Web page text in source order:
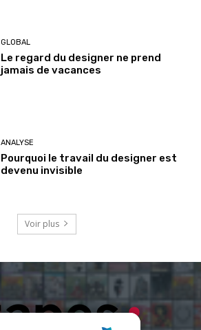
GLOBAL
Le regard du designer ne prend
jamais de vacances
ANALYSE
Pourquoi le travail du designer est
devenu invisible
Voir plus